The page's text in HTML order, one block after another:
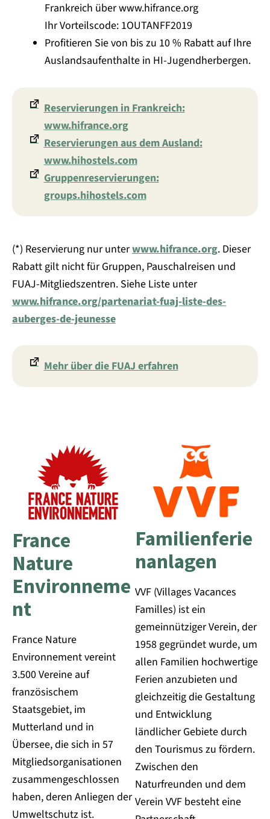
Frankreich über www.hifrance.org
Ihr Vorteilscode: 1OUTANFF2019
Profitieren Sie von bis zu 10 % Rabatt auf Ihre
Auslandsaufenthalte in HI-Jugendherbergen.
Reservierungen in Frankreich:
www.hifrance.org
Reservierungen aus dem Ausland:
www.hihostels.com
Gruppenreservierungen:
groups.hihostels.com
(*) Reservierung nur unterwww.hifrance.org. Dieser
Rabatt gilt nicht für Gruppen, Pauschalreisen und
FUAJ-Mitgliedszentren. Siehe Liste unter
www.hifrance.org/partenariat-fuaj-liste-des-
auberges-de-jeunesse
Mehr über die FUAJ erfahren
France
Nature
Environneme
nt
France Nature
Environnement vereint
3.500 Vereine auf
französischem
Staatsgebiet, im
Mutterland und in
Übersee, die sich in 57
Mitgliedsorganisationen
zusammengeschlossen
haben, deren Anliegen der
Umweltschutz ist.
Familienferie
nanlagen
VVF (Villages Vacances
Familles) ist ein
gemeinnütziger Verein, der
1958 gegründet wurde, um
allen Familien hochwertige
Ferien anzubieten und
gleichzeitig die Gestaltung
und Entwicklung
ländlicher Gebiete durch
den Tourismus zu fördern.
Zwischen den
Naturfreunden und dem
Verein VVF besteht eine